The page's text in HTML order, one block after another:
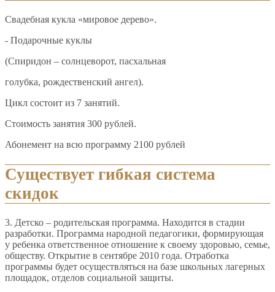
Свадебная кукла «мировое дерево».
- Подарочные куклы
(Спиридон – солнцеворот, пасхальная
голубка, рождественский ангел).
Цикл состоит из 7 занятий.
Стоимость занятия 300 рублей.
Абонемент на всю программу 2100 рублей
Существует гибкая система
скидок
3. Детско – родительская программа. Находится в стадии
разработки. Программа народной педагогики, формирующая
у ребенка ответственное отношение к своему здоровью, семье,
обществу. Открытие в сентябре 2010 года. Отработка
программы будет осуществляться на базе школьных лагерных
площадок, отделов социальной защиты.